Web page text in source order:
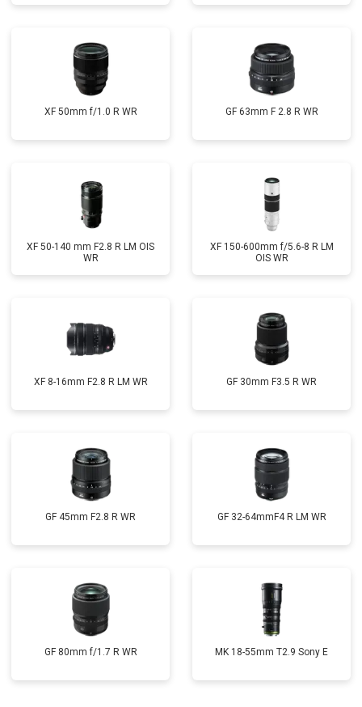
XF 50mm f/1.0 R WR GF 63mm F 2.8 R WR
XF 50-140 mm F2.8 R LM OIS
WR
XF 150-600mm f/5.6-8 R LM
OIS WR
XF 8-16mm F2.8 R LM WR GF 30mm F3.5 R WR
GF 45mm F2.8 R WR GF 32-64mmF4 R LM WR
GF 80mm f/1.7 R WR MK 18-55mm T2.9 Sony E